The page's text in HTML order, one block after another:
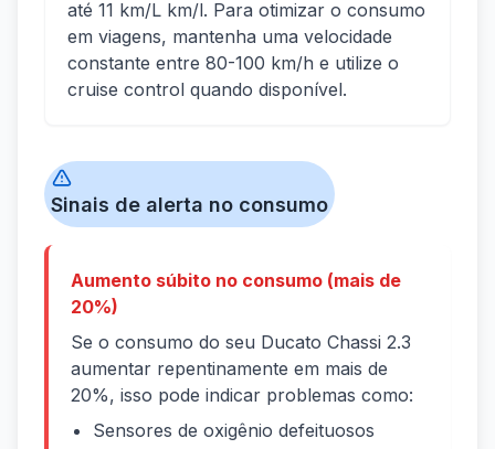
até 11 km/L km/l. Para otimizar o consumo
em viagens, mantenha uma velocidade
constante entre 80-100 km/h e utilize o
cruise control quando disponível.
Sinais de alerta no consumo
Aumento súbito no consumo (mais de
20%)
Se o consumo do seu Ducato Chassi 2.3
aumentar repentinamente em mais de
20%, isso pode indicar problemas como:
Sensores de oxigênio defeituosos